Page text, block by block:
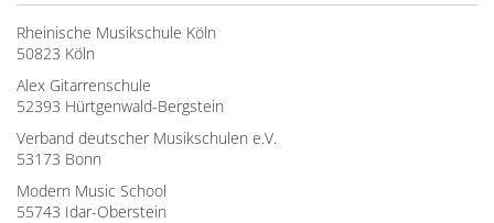
Rheinische Musikschule Köln
50823 Köln
Alex Gitarrenschule
52393 Hürtgenwald-Bergstein
Verband deutscher Musikschulen e.V.
53173 Bonn
Modern Music School
55743 Idar-Oberstein